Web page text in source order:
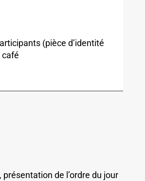
(pièce d’identité
café
présentation de l’ordre du jour